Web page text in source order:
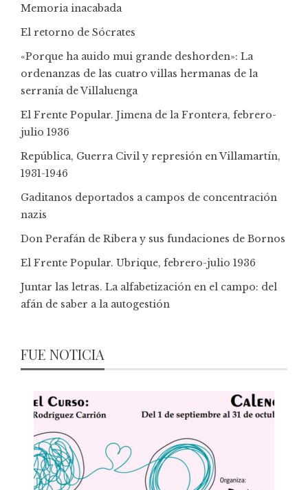
Memoria inacabada
El retorno de Sócrates
«Porque ha auido mui grande deshorden»: La
ordenanzas de las cuatro villas hermanas de la
serranía de Villaluenga
El Frente Popular. Jimena de la Frontera, febrero-
julio 1936
República, Guerra Civil y represión en Villamartín,
1931-1946
Gaditanos deportados a campos de concentración
nazis
Don Perafán de Ribera y sus fundaciones de Bornos
El Frente Popular. Ubrique, febrero-julio 1936
Juntar las letras. La alfabetización en el campo: del
afán de saber a la autogestión
FUE NOTICIA